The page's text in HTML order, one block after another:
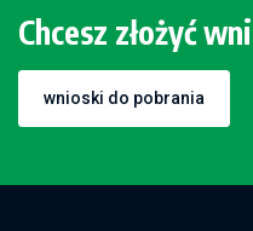
Chcesz złożyć
wnioski do pobrania